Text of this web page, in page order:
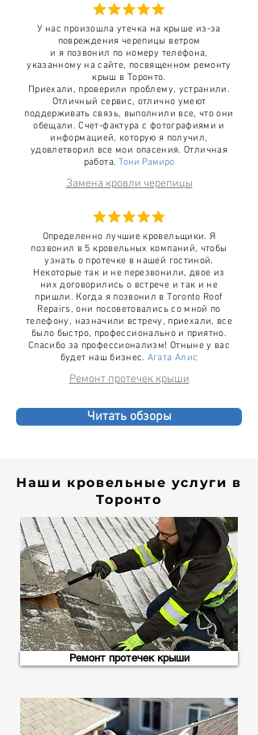
У нас произошла утечка на крыше из-за
повреждения черепицы ветром
и я позвонил по номеру телефона,
указанному на сайте, посвященном ремонту
крыш в Торонто.
Приехали, проверили проблему, устранили.
Отличный сервис, отлично умеют
поддерживать связь, выполнили все, что они
обещали. Счет-фактура с фотографиями и
информацией, которую я получил,
удовлетворил все мои опасения. Отличная
работа. Тони Рамиро
Замена кровли черепицы
Определенно лучшие кровельщики. Я
позвонил в 5 кровельных компаний, чтобы
узнать о протечке в нашей гостиной.
Некоторые так и не перезвонили, двое из
них договорились о встрече и так и не
пришли. Когда я позвонил в Toronto Roof
Repairs, они посоветовались со мной по
телефону, назначили встречу, приехали, все
было быстро, профессионально и приятно.
Спасибо за профессионализм! Отныне у вас
будет наш бизнес. Агата Алис
Ремонт протечек крыши
Читать обзоры
Наши кровельные услуги в
Торонто
Ремонт протечек крыши